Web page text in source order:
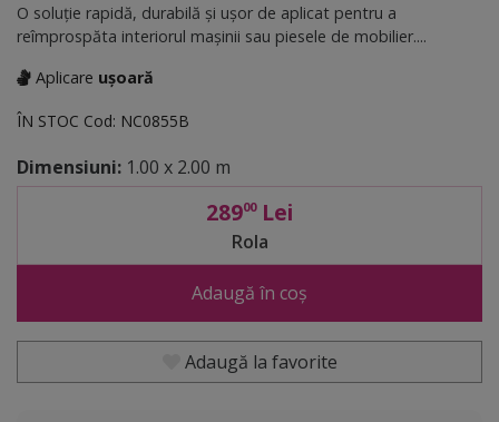
O soluție rapidă, durabilă și ușor de aplicat pentru a
reîmprospăta interiorul mașinii sau piesele de mobilier....
Aplicare ușoară
ÎN STOC Cod: NC0855B
Dimensiuni: 1.00 x 2.00 m
28900Lei
Rola
Adaugă în coș
Adaugă la favorite